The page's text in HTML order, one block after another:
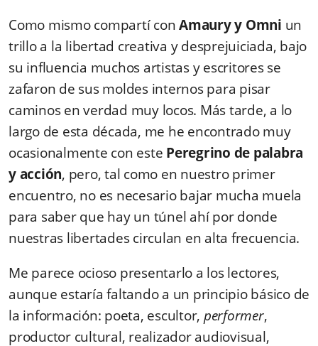
Como mismo compartí conAmaury y Omni un
trillo a la libertad creativa y desprejuiciada, bajo
su influencia muchos artistas y escritores se
zafaron de sus moldes internos para pisar
caminos en verdad muy locos. Más tarde, a lo
largo de esta década, me he encontrado muy
ocasionalmente con este Peregrino de palabra
y acción, pero, tal como en nuestro primer
encuentro, no es necesario bajar mucha muela
para saber que hay un túnel ahí por donde
nuestras libertades circulan en alta frecuencia.
Me parece ocioso presentarlo a los lectores,
aunque estaría faltando a un principio básico de
la información: poeta, escultor, performer,
productor cultural, realizador audiovisual,